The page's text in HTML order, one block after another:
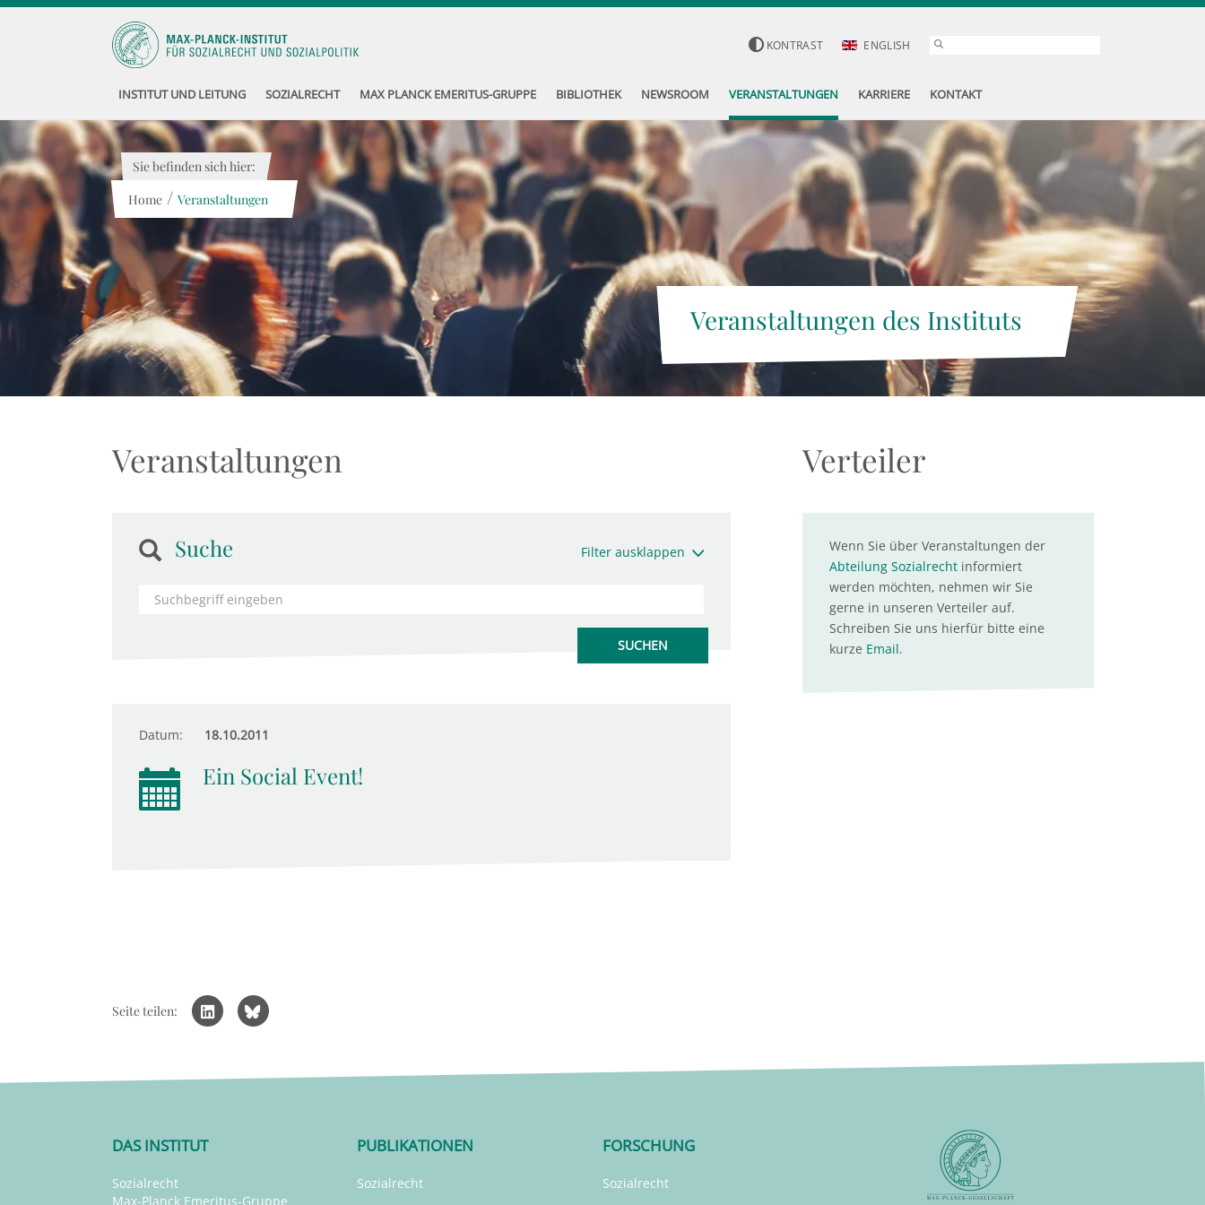
KONTRAST ENGLISH
INSTITUT UND LEITUNG SOZIALRECHT MAX PLANCK EMERITUS-GRUPPE BIBLIOTHEK NEWSROOM VERANSTALTUNGEN KARRIERE KONTAKT
Veranstaltungen des Instituts
Sie befinden sich hier:
Home / Veranstaltungen
Veranstaltungen
Suche Filter ausklappen
Datum: 18.10.2011
Ein Social Event!
Verteiler
Wenn Sie über Veranstaltungen der
Abteilung Sozialrechtinformiert
werden möchten, nehmen wir Sie
gerne in unseren Verteiler auf.
Schreiben Sie uns hierfür bitte eine
kurze Email.
Seite teilen:
DAS INSTITUT
Sozialrecht
Max-Planck Emeritus-Gruppe
PUBLIKATIONEN
Sozialrecht
FORSCHUNG
Sozialrecht